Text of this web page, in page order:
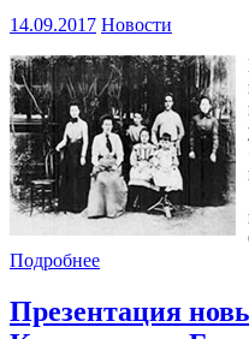
14.09.2017 Новости
Подробнее
Презентация